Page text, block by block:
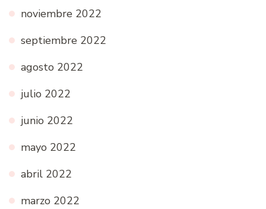
noviembre 2022
septiembre 2022
agosto 2022
julio 2022
junio 2022
mayo 2022
abril 2022
marzo 2022